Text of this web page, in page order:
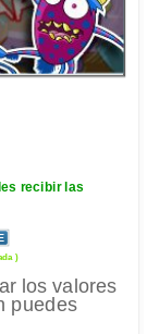
recibir las
)
los valores
puedes